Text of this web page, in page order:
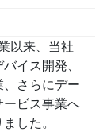
以来、当社
イス開発、
さらにデー
ービス事業へ
した。